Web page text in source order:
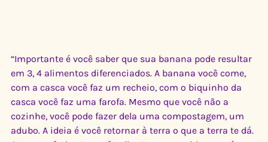
“Importante é você saber que sua banana pode resultar
em 3, 4 alimentos diferenciados. A banana você come,
com a casca você faz um recheio, com o biquinho da
casca você faz uma farofa. Mesmo que você não a
cozinhe, você pode fazer dela uma compostagem, um
adubo. A ideia é você retornar à terra o que a terra te dá.